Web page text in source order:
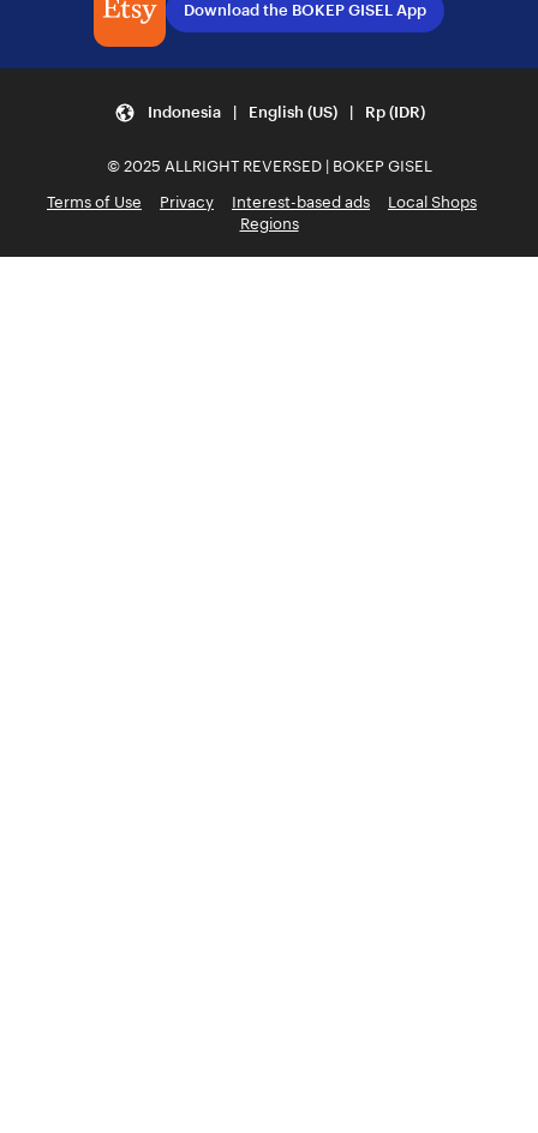
Download the BOKEP GISEL App
Indonesia | English (US) | Rp (IDR)
© 2025 ALLRIGHT REVERSED | BOKEP GISEL
Terms of Use
Privacy Interest-based ads
Local Shops
Regions